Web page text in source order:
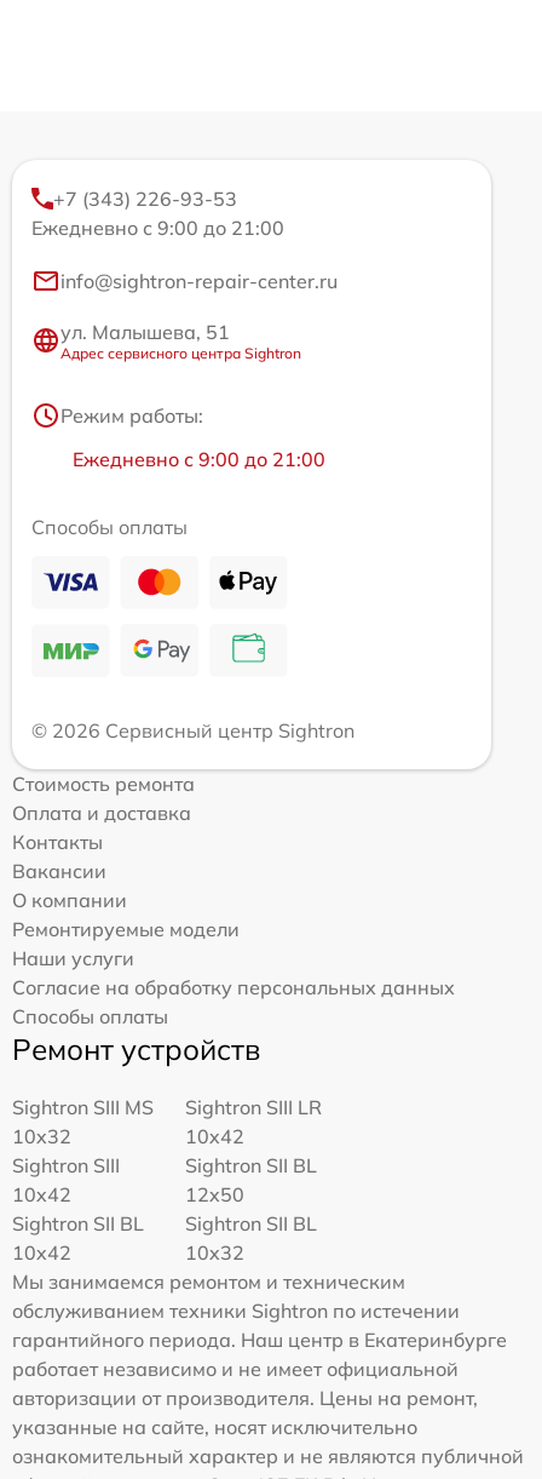
+7 (343) 226-93-53
Ежедневно с 9:00 до 21:00
info@sightron-repair-center.ru
ул. Малышева, 51
Адрес сервисного центра Sightron
Режим работы:
Ежедневно с 9:00 до 21:00
Способы оплаты
© 2026 Сервисный центр Sightron
Стоимость ремонта
Оплата и доставка
Контакты
Вакансии
О компании
Ремонтируемые модели
Наши услуги
Согласие на обработку персональных данных
Способы оплаты
Ремонт устройств
Sightron SIII MS
10x32
Sightron SIII LR
10x42
Sightron SIII
10x42
Sightron SII BL
12x50
Sightron SII BL
10x42
Sightron SII BL
10x32
Мы занимаемся ремонтом и техническим
обслуживанием техники Sightron по истечении
гарантийного периода. Наш центр в Екатеринбурге
работает независимо и не имеет официальной
авторизации от производителя. Цены на ремонт,
указанные на сайте, носят исключительно
ознакомительный характер и не являются публичной